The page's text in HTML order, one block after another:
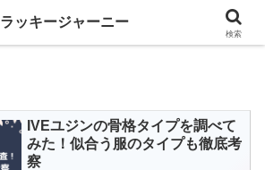
IVEユジンの骨格タイプを調べて
みた！似合う服のタイプも徹底考
察
ラッキージャーニー
検索